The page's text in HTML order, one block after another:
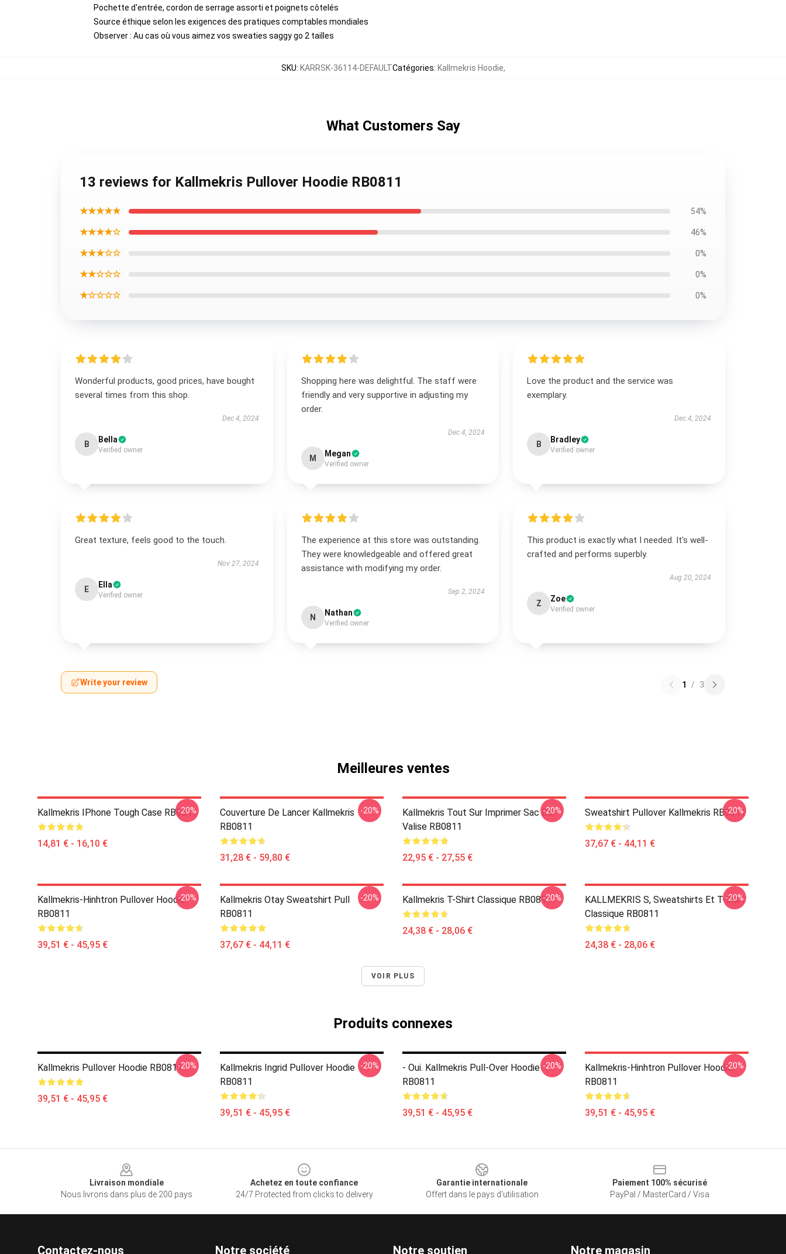
Pochette d'entrée, cordon de serrage assorti et poignets côtelés
Source éthique selon les exigences des pratiques comptables mondiales
Observer : Au cas où vous aimez vos sweaties saggy go 2 tailles
SKU: KARRSK-36114-DEFAULTCatégories: Kallmekris Hoodie,
What Customers Say
13 reviews for Kallmekris Pullover Hoodie RB0811
★★★★★ 54%
★★★★☆ 46%
★★★☆☆ 0%
★★☆☆☆ 0%
★☆☆☆☆ 0%
Wonderful products, good prices, have bought
several times from this shop.
Dec 4, 2024
B Bella
Verified owner
Shopping here was delightful. The staff were
friendly and very supportive in adjusting my
order.
Dec 4, 2024
M Megan
Verified owner
Love the product and the service was
exemplary.
Dec 4, 2024
B Bradley
Verified owner
Great texture, feels good to the touch.
Nov 27, 2024
E Ella
Verified owner
The experience at this store was outstanding.
They were knowledgeable and offered great
assistance with modifying my order.
Sep 2, 2024
N Nathan
Verified owner
This product is exactly what I needed. It's well-
crafted and performs superbly.
Aug 20, 2024
Z Zoe
Verified owner
Write your review 1 / 3
Meilleures ventes
Kallmekris IPhone Tough Case RB0811
14,81 € - 16,10 €
-20%
Couverture De Lancer Kallmekris
RB0811
31,28 € - 59,80 €
-20%
Kallmekris Tout Sur Imprimer Sac De
Valise RB0811
22,95 € - 27,55 €
-20% Sweatshirt Pullover Kallmekris RB0811
37,67 € - 44,11 €
-20%
Kallmekris-Hinhtron Pullover Hoodie
RB0811
39,51 € - 45,95 €
-20%
Kallmekris Otay Sweatshirt Pull
RB0811
37,67 € - 44,11 €
-20% Kallmekris T-Shirt Classique RB0811
24,38 € - 28,06 €
-20%
KALLMEKRIS S, Sweatshirts Et T-Shirt
Classique RB0811
24,38 € - 28,06 €
-20%
VOIR PLUS
Produits connexes
Kallmekris Pullover Hoodie RB0811
39,51 € - 45,95 €
-20%
Kallmekris Ingrid Pullover Hoodie
RB0811
39,51 € - 45,95 €
-20%
- Oui. Kallmekris Pull-Over Hoodie
RB0811
39,51 € - 45,95 €
-20%
Kallmekris-Hinhtron Pullover Hoodie
RB0811
39,51 € - 45,95 €
-20%
Livraison mondiale
Nous livrons dans plus de 200 pays
Achetez en toute confiance
24/7 Protected from clicks to delivery
Garantie internationale
Offert dans le pays d'utilisation
Paiement 100% sécurisé
PayPal / MasterCard / Visa
Contactez-nous Notre société Notre soutien Notre magasin